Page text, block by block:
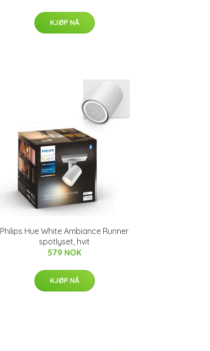
KJØP NÅ
Philips Hue White Ambiance Runner
spotlyset, hvit
579 NOK
KJØP NÅ